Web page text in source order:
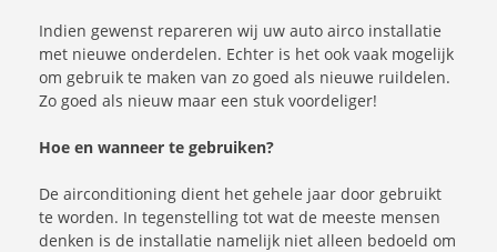
Indien gewenst repareren wij uw auto airco installatie
met nieuwe onderdelen. Echter is het ook vaak mogelijk
om gebruik te maken van zo goed als nieuwe ruildelen.
Zo goed als nieuw maar een stuk voordeliger!
Hoe en wanneer te gebruiken?
De airconditioning dient het gehele jaar door gebruikt
te worden. In tegenstelling tot wat de meeste mensen
denken is de installatie namelijk niet alleen bedoeld om